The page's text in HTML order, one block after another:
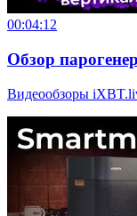
00:04:12
Обзор
Видеообзоры